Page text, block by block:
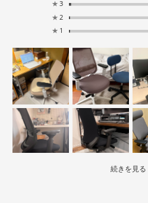
★ 3
★ 2
★ 1
続きを見る